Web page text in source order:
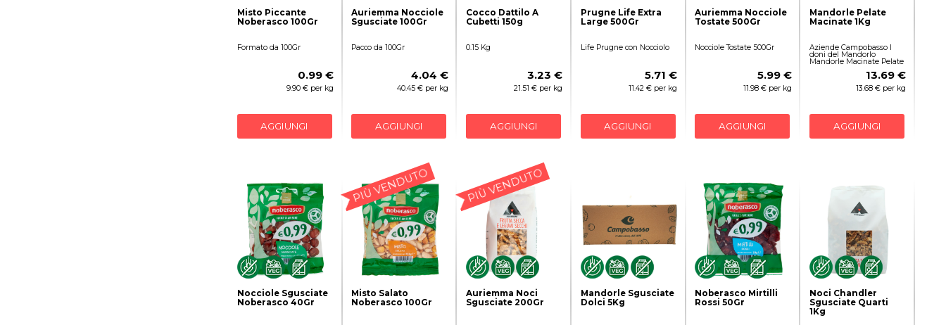
Misto Piccante
Noberasco 100Gr
Formato da 100Gr
0.99 €
9.90 € per kg
AGGIUNGI
Auriemma Nocciole
Sgusciate 100Gr
Pacco da 100Gr
4.04 €
40.45 € per kg
AGGIUNGI
Cocco Dattilo A
Cubetti 150g
0.15 Kg
3.23 €
21.51 € per kg
AGGIUNGI
Prugne Life Extra
Large 500Gr
Life Prugne con Nocciolo
5.71 €
11.42 € per kg
AGGIUNGI
Auriemma Nocciole
Tostate 500Gr
Nocciole Tostate 500Gr
5.99 €
11.98 € per kg
AGGIUNGI
Mandorle Pelate
Macinate 1Kg
Aziende Campobasso I
doni del Mandorlo
Mandorle Macinate Pelate
13.69 €
13.68 € per kg
AGGIUNGI
Nocciole Sgusciate
Noberasco 40Gr
PIÙ VENDUTO
Misto Salato
Noberasco 100Gr
PIÙ VENDUTO
Auriemma Noci
Sgusciate 200Gr
Mandorle Sgusciate
Dolci 5Kg
Noberasco Mirtilli
Rossi 50Gr
Noci Chandler
Sgusciate Quarti
1Kg